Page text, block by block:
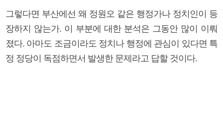
그렇다면 부산에선 왜 정원오 같은 행정가나 정치인이 등
장하지 않는가. 이 부분에 대한 분석은 그동안 많이 이뤄
졌다. 아마도 조금이라도 정치나 행정에 관심이 있다면 특
정 정당이 독점하면서 발생한 문제라고 답할 것이다.